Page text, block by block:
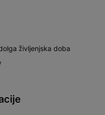
življenjska doba